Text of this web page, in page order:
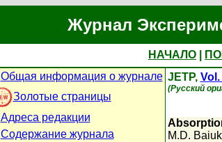
Журнал
НАЧАЛО
Общая информация о журнале
Золотые страницы
Адреса редакции
Содержание журнала
JETP, Vol.
(Русский
M.D.